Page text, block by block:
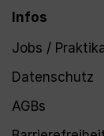
Infos
Jobs /
Datenschutz
AGBs